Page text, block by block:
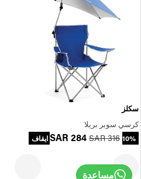
سكلز
كرسي سوبر بريلا
SAR 284 SAR 316 10% ايقاف
مساعدة